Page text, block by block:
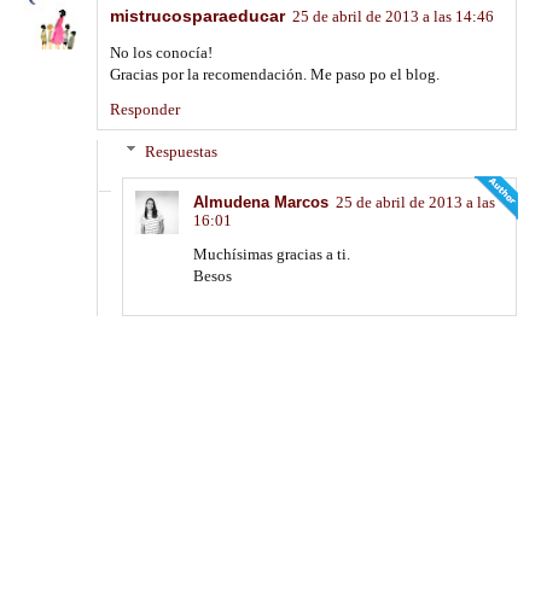
mistrucosparaeducar 25 de abril de 2013 a las 14:46
No los conocía!
Gracias por la recomendación. Me paso po el blog.
Responder
Respuestas
Almudena Marcos 25 de abril de 2013 a las
16:01
Muchísimas gracias a ti.
Besos